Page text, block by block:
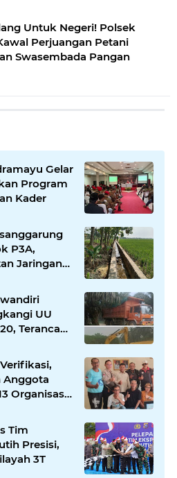
Untuk Negeri! Polsek
Perjuangan Petani
Swasembada Pangan
Gelar
Program
Kader
P3A,
Jaringan
UU
Terancam
Anggota
Organisasi
Tim
Presisi,
3T